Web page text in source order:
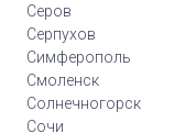
Серов
Серпухов
Симферополь
Смоленск
Солнечногорск
Сочи